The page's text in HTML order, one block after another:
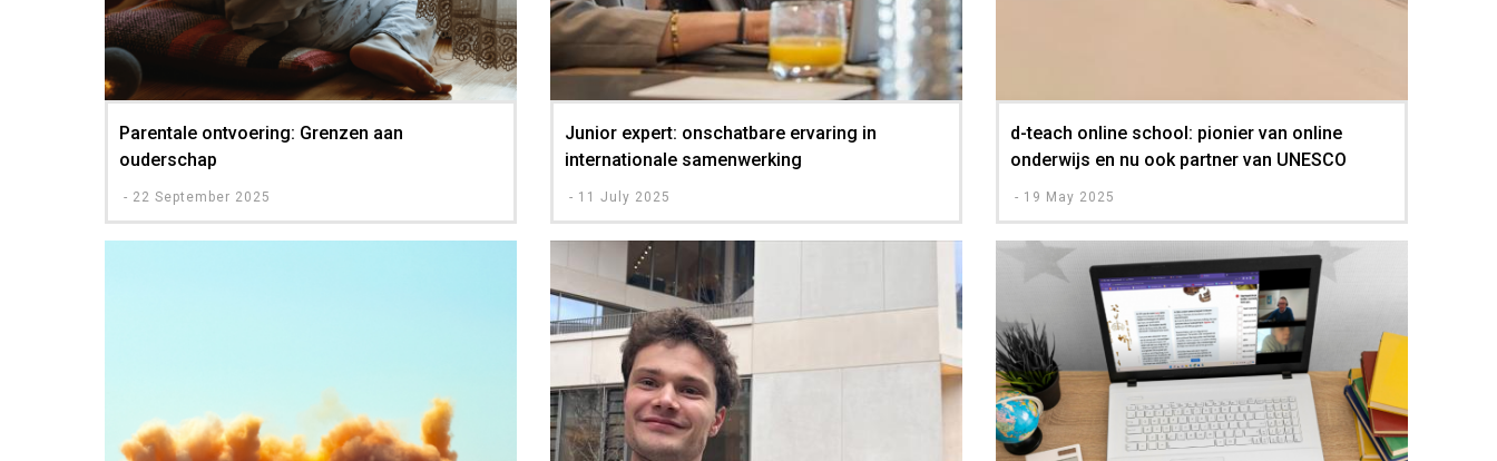
Parentale ontvoering: Grenzen aan
ouderschap
- 22 September 2025
Junior expert: onschatbare ervaring in
internationale samenwerking
- 11 July 2025
d-teach online school: pionier van online
onderwijs en nu ook partner van UNESCO
- 19 May 2025